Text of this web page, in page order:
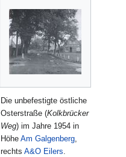
Die unbefestigte östliche
Osterstraße (Kolkbrücker
Weg) im Jahre 1954 in
Höhe Am Galgenberg,
rechts A&O Eilers.